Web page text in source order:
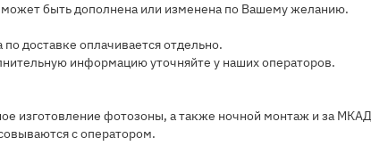
может быть дополнена или изменена по Вашему желанию.
по доставке оплачивается отдельно.
информацию уточняйте у наших операторов.
изготовление фотозоны, а также ночной монтаж и за
с оператором.